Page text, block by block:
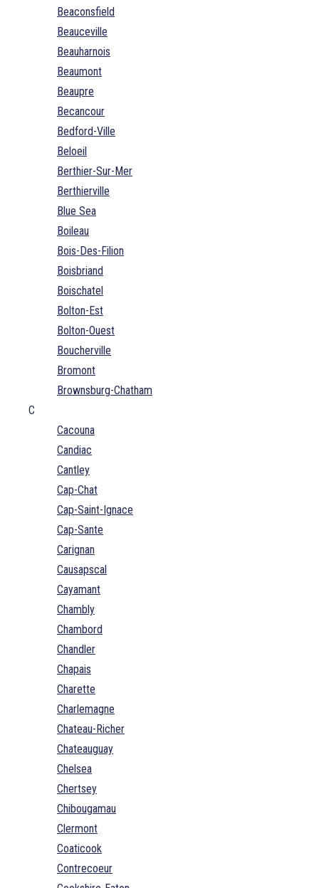
Beaconsfield
Beauceville
Beauharnois
Beaumont
Beaupre
Becancour
Bedford-Ville
Beloeil
Berthier-Sur-Mer
Berthierville
Blue Sea
Boileau
Bois-Des-Filion
Boisbriand
Boischatel
Bolton-Est
Bolton-Ouest
Boucherville
Bromont
Brownsburg-Chatham
C
Cacouna
Candiac
Cantley
Cap-Chat
Cap-Saint-Ignace
Cap-Sante
Carignan
Causapscal
Cayamant
Chambly
Chambord
Chandler
Chapais
Charette
Charlemagne
Chateau-Richer
Chateauguay
Chelsea
Chertsey
Chibougamau
Clermont
Coaticook
Contrecoeur